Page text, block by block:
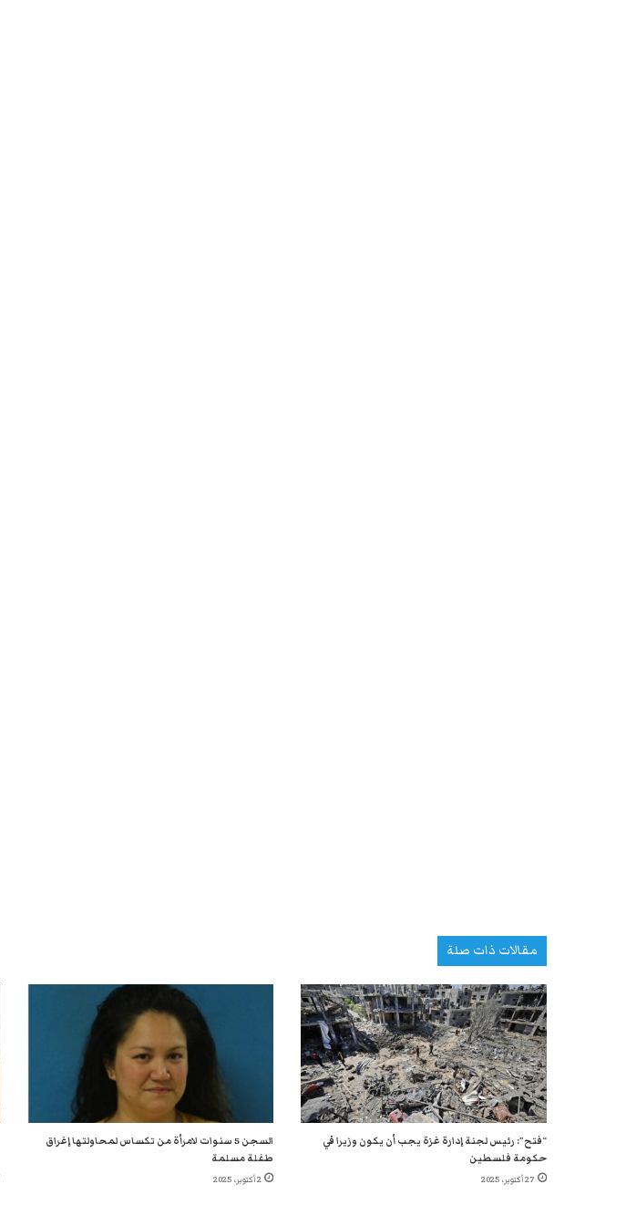
مقالات ذات صلة
“فتح”: رئيس لجنة إدارة غزة يجب أن يكون وزيرا في
حكومة فلسطين
27 أكتوبر، 2025
السجن 5 سنوات لامرأة من تكساس لمحاولتها إغراق
طفلة مسلمة
2 أكتوبر، 2025